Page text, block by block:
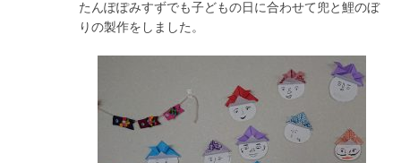
たんぽぽみすずでも子どもの日に合わせて兜と鯉のぼ
りの製作をしました。